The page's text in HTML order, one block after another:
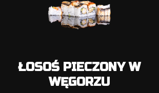
ŁOSOŚ PIECZONY W
WĘGORZU